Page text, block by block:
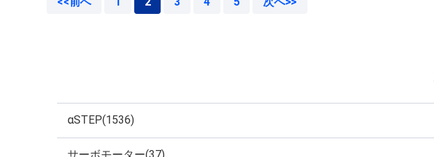
αSTEP(1536)